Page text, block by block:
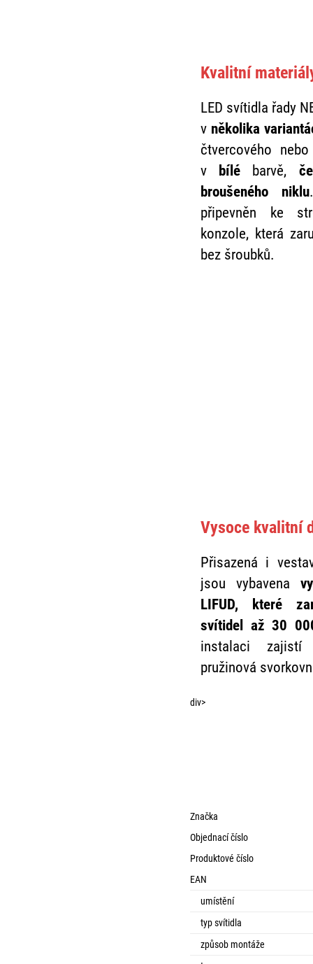
Kvalitní
LED svítidla řady
v několika
čtvercového
v
bílé barvě,
broušeného niklu
připevněn ke
konzole, která
bez šroubků.
Vysoce kvalitní
Přisazená i
jsou vybavena
LIFUD, které
svítidel až 30
instalaci
pružinová
div>
Značka
Objednací číslo
Produktové číslo
EAN
umístění
typ svítidla
způsob montáže